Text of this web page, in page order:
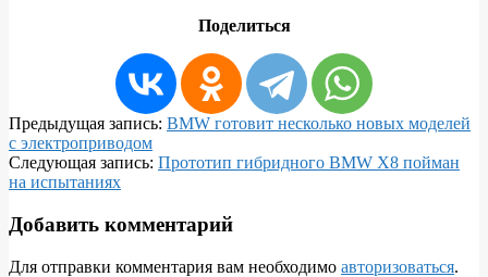
Поделиться
2020-
11-
21
Предыдущая запись: BMW готовит несколько новых моделей
с электроприводом
Следующая запись: Прототип гибридного BMW X8 пойман
на испытаниях
Добавить комментарий
Для отправки комментария вам необходимо авторизоваться.